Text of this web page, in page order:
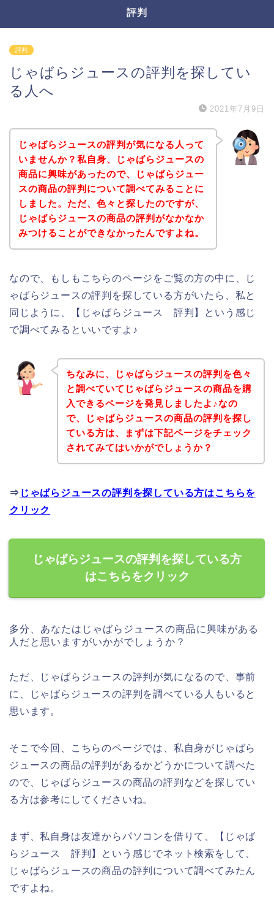
評判
評判
じゃばらジュースの評判を探してい
る人へ
2021年7月9日
じゃばらジュースの評判が気になる人って
いませんか？私自身、じゃばらジュースの
商品に興味があったので、じゃばらジュー
スの商品の評判について調べてみることに
しました。ただ、色々と探したのですが、
じゃばらジュースの商品の評判がなかなか
みつけることができなかったんですよね。
なので、もしもこちらのページをご覧の方の中に、じ
ゃばらジュースの評判を探している方がいたら、私と
同じように、【じゃばらジュース 評判】という感じ
で調べてみるといいですよ♪
ちなみに、じゃばらジュースの評判を色々
と調べていてじゃばらジュースの商品を購
入できるページを発見しましたよ♪なの
で、じゃばらジュースの商品の評判を探し
ている方は、まずは下記ページをチェック
されてみてはいかがでしょうか？
⇒ じゃばらジュースの評判を探している方はこちらを
クリック
じゃばらジュースの評判を探している方
はこちらをクリック
多分、あなたはじゃばらジュースの商品に興味がある
人だと思いますがいかがでしょうか？
ただ、じゃばらジュースの評判が気になるので、事前
に、じゃばらジュースの評判を調べている人もいると
思います。
そこで今回、こちらのページでは、私自身がじゃばら
ジュースの商品の評判があるかどうかについて調べた
ので、じゃばらジュースの商品の評判などを探してい
る方は参考にしてくださいね。
まず、私自身は友達からパソコンを借りて、【じゃば
らジュース 評判】という感じでネット検索をして、
じゃばらジュースの商品の評判について調べてみたん
ですよね。